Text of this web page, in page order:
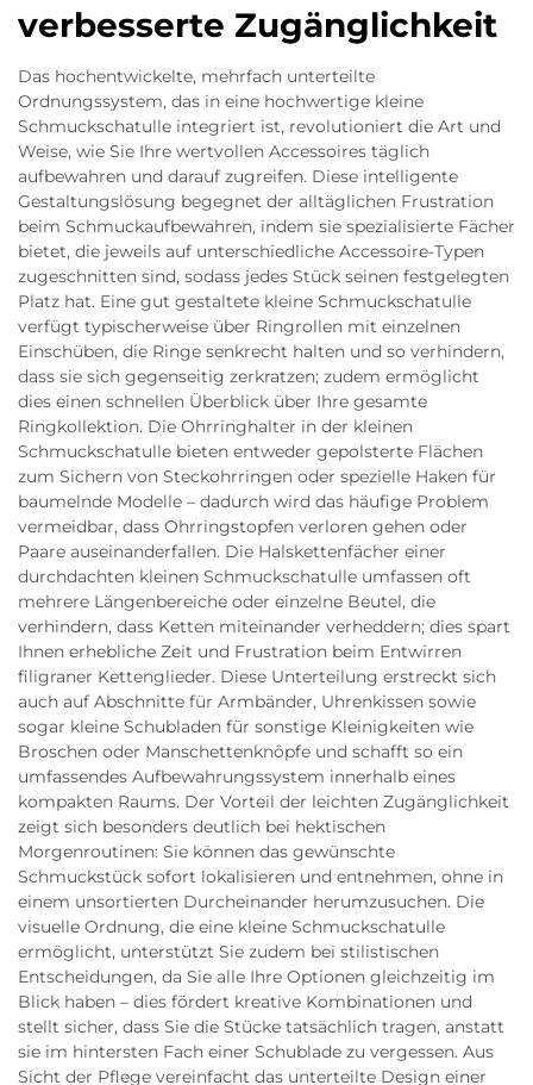
verbesserte Zugänglichkeit
Das hochentwickelte, mehrfach unterteilte
Ordnungssystem, das in eine hochwertige kleine
Schmuckschatulle integriert ist, revolutioniert die Art und
Weise, wie Sie Ihre wertvollen Accessoires täglich
aufbewahren und darauf zugreifen. Diese intelligente
Gestaltungslösung begegnet der alltäglichen Frustration
beim Schmuckaufbewahren, indem sie spezialisierte Fächer
bietet, die jeweils auf unterschiedliche Accessoire-Typen
zugeschnitten sind, sodass jedes Stück seinen festgelegten
Platz hat. Eine gut gestaltete kleine Schmuckschatulle
verfügt typischerweise über Ringrollen mit einzelnen
Einschüben, die Ringe senkrecht halten und so verhindern,
dass sie sich gegenseitig zerkratzen; zudem ermöglicht
dies einen schnellen Überblick über Ihre gesamte
Ringkollektion. Die Ohrringhalter in der kleinen
Schmuckschatulle bieten entweder gepolsterte Flächen
zum Sichern von Steckohrringen oder spezielle Haken für
baumelnde Modelle – dadurch wird das häufige Problem
vermeidbar, dass Ohrringstopfen verloren gehen oder
Paare auseinanderfallen. Die Halskettenfächer einer
durchdachten kleinen Schmuckschatulle umfassen oft
mehrere Längenbereiche oder einzelne Beutel, die
verhindern, dass Ketten miteinander verheddern; dies spart
Ihnen erhebliche Zeit und Frustration beim Entwirren
filigraner Kettenglieder. Diese Unterteilung erstreckt sich
auch auf Abschnitte für Armbänder, Uhrenkissen sowie
sogar kleine Schubladen für sonstige Kleinigkeiten wie
Broschen oder Manschettenknöpfe und schafft so ein
umfassendes Aufbewahrungssystem innerhalb eines
kompakten Raums. Der Vorteil der leichten Zugänglichkeit
zeigt sich besonders deutlich bei hektischen
Morgenroutinen: Sie können das gewünschte
Schmuckstück sofort lokalisieren und entnehmen, ohne in
einem unsortierten Durcheinander herumzusuchen. Die
visuelle Ordnung, die eine kleine Schmuckschatulle
ermöglicht, unterstützt Sie zudem bei stilistischen
Entscheidungen, da Sie alle Ihre Optionen gleichzeitig im
Blick haben – dies fördert kreative Kombinationen und
stellt sicher, dass Sie die Stücke tatsächlich tragen, anstatt
sie im hintersten Fach einer Schublade zu vergessen. Aus
Sicht der Pflege vereinfacht das unterteilte Design einer